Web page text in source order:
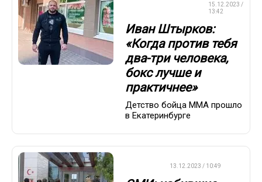
15.12.2023 /
13:42
Иван Штырков:
«Когда против тебя
два-три человека,
бокс лучше и
практичнее»
Детство бойца ММА прошло
в Екатеринбурге
13.12.2023 / 10:49